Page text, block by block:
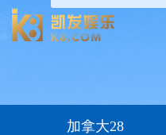
加拿大28